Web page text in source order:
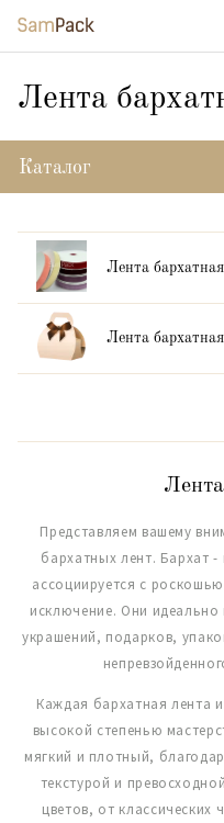
Лента
Каталог
Лента
Лента
Представляем вашему
бархатных лент. Бархат
ассоциируется с
исключение. Они
украшений, подарков,
Каждая бархатная лента
высокой степенью
мягкий и плотный,
текстурой и
цветов, от